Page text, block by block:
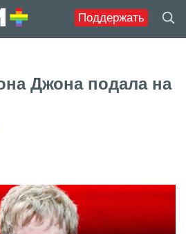
Поддержать
Джона подала на